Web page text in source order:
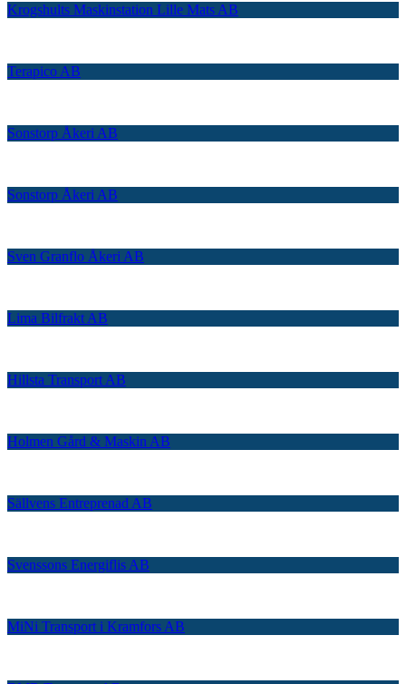
Krogshults Maskinstation Lille Mats AB
Terapico AB
Sonstorp Åkeri AB
Sonstorp Åkeri AB
Sven Granflo Åkeri AB
Lima Bilfrakt AB
Hillsta Transport AB
Holmen Gård & Maskin AB
Sällvens Entreprenad AB
Svenssons Energiflis AB
MiNi Transport i Kramfors AB